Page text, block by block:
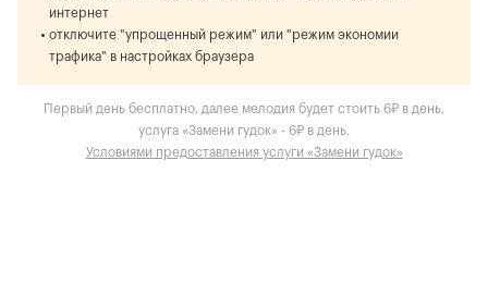
интернет
отключите "упрощенный режим" или "режим экономии
трафика" в настройках браузера
Первый день бесплатно, далее мелодия будет стоить 6₽ в день,
услуга «Замени гудок» - 6₽ в день.
Условиями предоставления услуги «Замени гудок»